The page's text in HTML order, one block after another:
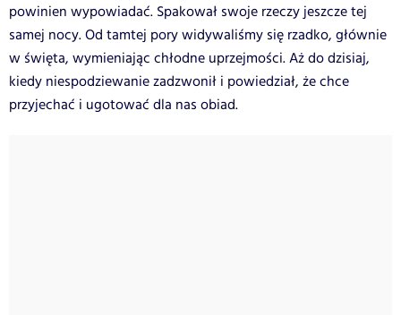
powinien wypowiadać. Spakował swoje rzeczy jeszcze tej
samej nocy. Od tamtej pory widywaliśmy się rzadko, głównie
w święta, wymieniając chłodne uprzejmości. Aż do dzisiaj,
kiedy niespodziewanie zadzwonił i powiedział, że chce
przyjechać i ugotować dla nas obiad.